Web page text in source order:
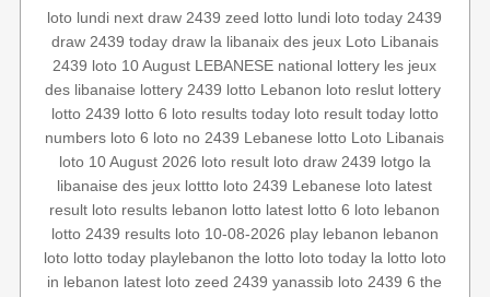
loto lundi next draw 2439 zeed lotto lundi loto today 2439
draw 2439 today draw la libanaix des jeux Loto Libanais
2439 loto 10 August LEBANESE national lottery les jeux
des libanaise lottery 2439 lotto Lebanon loto reslut lottery
lotto 2439 lotto 6 loto results today loto result today lotto
numbers loto 6 loto no 2439 Lebanese lotto Loto Libanais
loto 10 August 2026 loto result loto draw 2439 lotgo la
libanaise des jeux lottto loto 2439 Lebanese loto latest
result loto results lebanon lotto latest lotto 6 loto lebanon
lotto 2439 results loto 10-08-2026 play lebanon lebanon
loto lotto today playlebanon the lotto loto today la lotto loto
in lebanon latest loto zeed 2439 yanassib loto 2439 6 the